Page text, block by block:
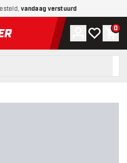
vandaag verstuurd
home pagina
Account
Mijn 0